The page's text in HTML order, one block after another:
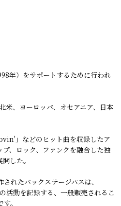
年）をサポートするために行われ
米、ヨーロッパ、オセアニア、日本
」などのヒット曲を収録したア
、ロック、ファンクを融合した独
した。
れたバックステージパスは、
活動を記録する、一般販売されるこ
。